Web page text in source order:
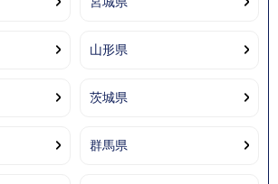
山形県
茨城県
群馬県